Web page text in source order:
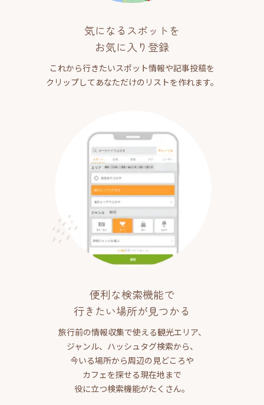
気になるスポットを
お気に入り登録
これから行きたいスポット情報や記事投稿を
クリップしてあなただけのリストを作れます。
便利な検索機能で
行きたい場所が見つかる
旅行前の情報収集で使える観光エリア、
ジャンル、ハッシュタグ検索から、
今いる場所から周辺の見どころや
カフェを探せる現在地まで
役に立つ検索機能がたくさん。